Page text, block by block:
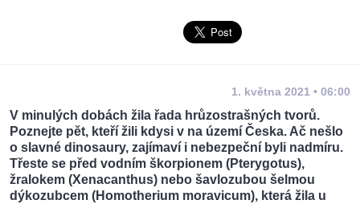
1. května 2021 • 06:00
V minulých dobách žila řada hrůzostrašných tvorů.
Poznejte pět, kteří žili kdysi v na území Česka. Ač nešlo
o slavné dinosaury, zajímaví i nebezpeční byli nadmíru.
Třeste se před vodním škorpionem (Pterygotus),
žralokem (Xenacanthus) nebo šavlozubou šelmou
dýkozubcem (Homotherium moravicum), která žila u